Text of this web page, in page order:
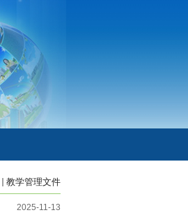
教学管理文件
2025-11-13